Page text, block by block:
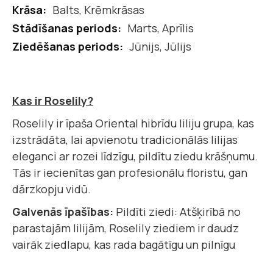
Balts, Krēmkrāsas
Marts, Aprīlis
Jūnijs, Jūlijs
Kas ir Roselily?
Roselily ir īpaša Oriental hibrīdu liliju grupa, kas
izstrādāta, lai apvienotu tradicionālās lilijas
eleganci ar rozei līdzīgu, pildītu ziedu krāšņumu.
Tās ir iecienītas gan profesionālu floristu, gan
dārzkopju vidū.
Galvenās īpašības: Pildīti ziedi: Atšķirībā no
parastajām lilijām, Roselily ziediem ir daudz
vairāk ziedlapu, kas rada bagātīgu un pilnīgu